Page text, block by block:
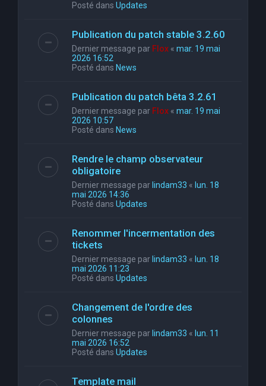
Posté dans Updates
Publication du patch stable 3.2.60
Dernier message par Flox « mar. 19 mai
2026 16:52
Posté dans News
Publication du patch bêta 3.2.61
Dernier message par Flox « mar. 19 mai
2026 10:57
Posté dans News
Rendre le champ observateur
obligatoire
Dernier message par lindam33 « lun. 18
mai 2026 14:36
Posté dans Updates
Renommer l'incermentation des
tickets
Dernier message par lindam33 « lun. 18
mai 2026 11:23
Posté dans Updates
Changement de l'ordre des
colonnes
Dernier message par lindam33 « lun. 11
mai 2026 16:52
Posté dans Updates
Template mail